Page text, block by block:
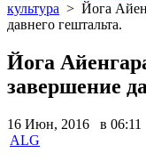
культура > Йога
давнего гештальта.
Йога
завершение
16 Июн, 2016 в 06:11
ALG